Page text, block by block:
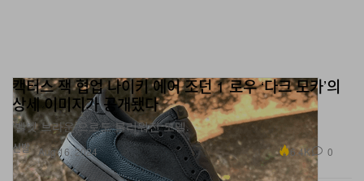
신발
캑터스 잭 협업 나이키 에어 조던 1 로우 ‘다크 모카’의
상세 이미지가 공개됐다
‘벨벳 브라운’으로도 불리워진 모델.
Aug 16, 2024 6.4K 0